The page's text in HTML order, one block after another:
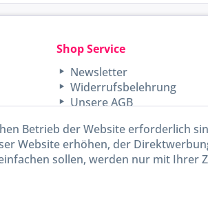
Shop Service
Newsletter
Widerrufsbelehrung
Unsere AGB
Betrieb der Website erforderlich
Website erhöhen, der
sollen, werden nur mit Ihrer